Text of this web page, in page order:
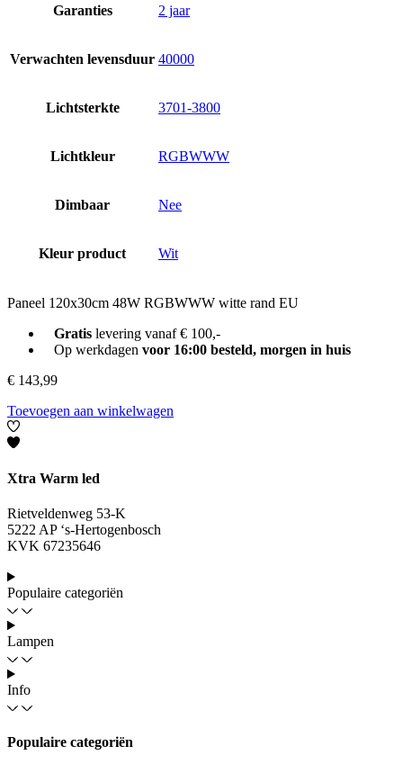
Garanties 2 jaar
Verwachten levensduur 40000
Lichtsterkte 3701-3800
Lichtkleur RGBWWW
Dimbaar Nee
Kleur product Wit
Paneel 120x30cm 48W RGBWWW witte rand EU
Gratislevering vanaf € 100,-
Op werkdagen voor 16:00 besteld, morgen in huis
€ 143,99
Toevoegen aan winkelwagen
Xtra Warm led
Rietveldenweg 53-K
5222 AP ‘s-Hertogenbosch
KVK 67235646
Populaire categoriën
Lampen
Info
Populaire categoriën